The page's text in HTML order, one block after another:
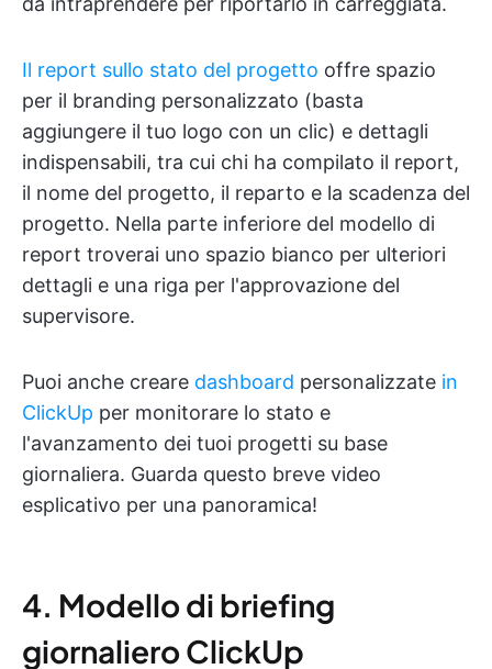
Il report sullo stato del progetto offre spazio
per il branding personalizzato (basta
aggiungere il tuo logo con un clic) e dettagli
indispensabili, tra cui chi ha compilato il report,
il nome del progetto, il reparto e la scadenza del
progetto. Nella parte inferiore del modello di
report troverai uno spazio bianco per ulteriori
dettagli e una riga per l'approvazione del
supervisore.
Puoi anche creare dashboard personalizzate in
ClickUp per monitorare lo stato e
l'avanzamento dei tuoi progetti su base
giornaliera. Guarda questo breve video
esplicativo per una panoramica!
4. Modello di briefing
giornaliero ClickUp